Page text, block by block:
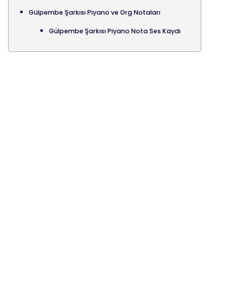
Gülpembe Şarkısı Piyano ve Org Notaları
Gülpembe Şarkısı Piyano Nota Ses Kaydı